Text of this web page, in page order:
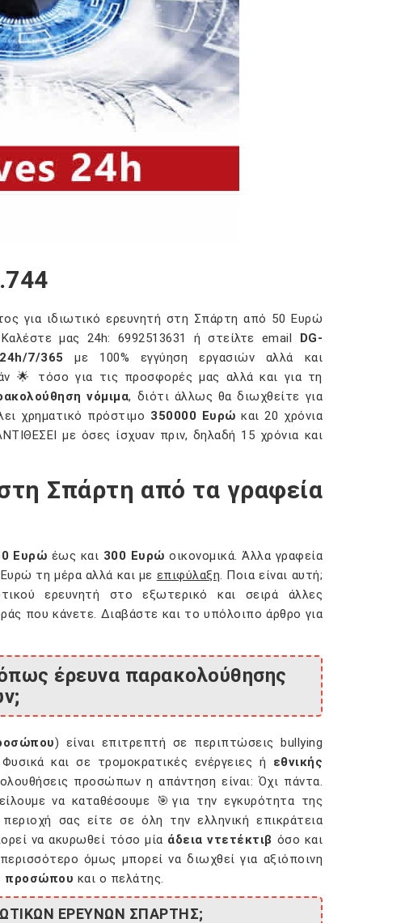
για ιδιωτικό ερευνητή στη Σπάρτη από 50 Ευρώ
μας 24h: 6992513631 ή στείλτε email DG-
24h/7/365 με 100% εγγύηση εργασιών αλλά και
🌟 τόσο για τις προσφορές μας αλλά και για τη
νόμιμα, διότι άλλως θα διωχθείτε για
χρηματικό πρόστιμο 350000 Ευρώ και 20 χρόνια
με όσες ίσχυαν πριν, δηλαδή 15 χρόνια και
Σπάρτη από τα γραφεία
Ευρώ έως και 300 Ευρώ οικονομικά. Άλλα γραφεία
τη μέρα αλλά και με επιφύλαξη. Ποια είναι αυτή;
ερευνητή στο εξωτερικό και σειρά άλλες
που κάνετε. Διαβάστε και το υπόλοιπο άρθρο για
έρευνα παρακολούθησης
) είναι επιτρεπτή σε περιπτώσεις bullying
και σε τρομοκρατικές ενέργειες ή εθνικής
προσώπων η απάντηση είναι: Όχι πάντα.
να καταθέσουμε 🎯για την εγκυρότητα της
σας είτε σε όλη την ελληνική επικράτεια
να ακυρωθεί τόσο μία άδεια ντετέκτιβ όσο και
όμως μπορεί να διωχθεί για αξιόποινη
προσώπου και ο πελάτης.
ΕΡΕΥΝΩΝ ΣΠΑΡΤΗΣ;